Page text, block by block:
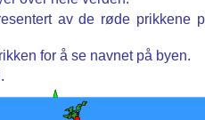
av de røde prikkene
for å se navnet på byen.